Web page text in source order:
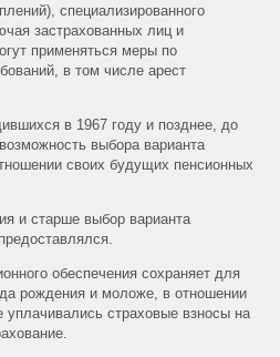
специализированного
застрахованных лиц и
применяться меры по
в том числе арест
в 1967 году и позднее, до
выбора варианта
своих будущих пенсионных
и старше выбор варианта
обеспечения сохраняет для
рождения и моложе, в отношении
уплачивались страховые взносы на